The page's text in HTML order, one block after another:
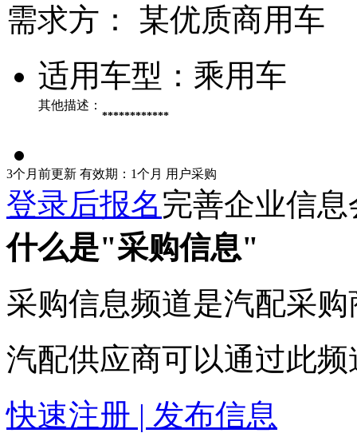
需求方：
某优质商用车
适用车型： 乘用车
其他描述：
************
3个月前更新 有效期：1个月 用户采购
登录后报名完善企业信
什么是"采购信息"
采购信息频道是汽配采
汽配供应商可以通过此
快速注册 | 发布信息